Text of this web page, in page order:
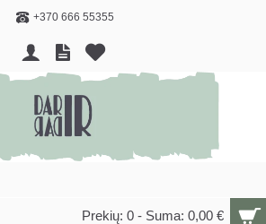
+370 666 55355
Prekių: 0 - Suma: 0,00 €